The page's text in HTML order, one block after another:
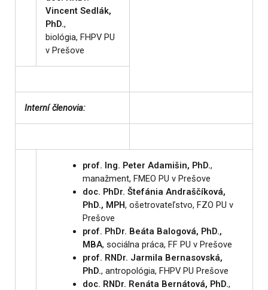
Vincent Sedlák,
PhD.,
biológia, FHPV PU
v Prešove
Interní členovia:
prof. Ing. Peter Adamišin, PhD.,
manažment, FMEO PU v Prešove
doc. PhDr. Štefánia Andraščíková,
PhD., MPH, ošetrovateľstvo, FZO PU v
Prešove
prof. PhDr. Beáta Balogová, PhD.,
MBA, sociálna práca, FF PU v Prešove
prof. RNDr. Jarmila Bernasovská,
PhD., antropológia, FHPV PU Prešove
doc. RNDr. Renáta Bernátová, PhD.,